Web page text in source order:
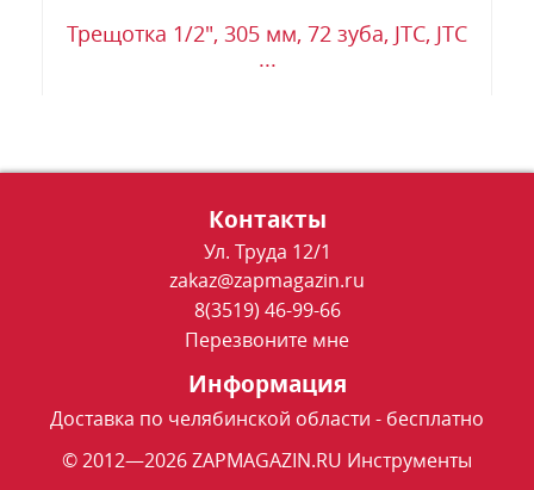
Трещотка 1/2", 305 мм, 72 зуба, JTC, JTC
...
Контакты
Ул. Труда 12/1
zakaz@zapmagazin.ru
8(3519) 46-99-66
Перезвоните мне
Информация
Доставка по челябинской области - бесплатно
© 2012—2026 ZAPMAGAZIN.RU Инструменты